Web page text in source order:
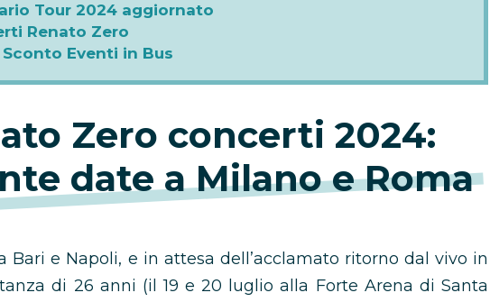
Tour 2024 aggiornato
Renato Zero
Eventi in Bus
Zero concerti 2024:
date a Milano e Roma
Bari e Napoli, e in attesa dell’acclamato ritorno dal vivo in
di 26 anni (il 19 e 20 luglio alla Forte Arena di Santa